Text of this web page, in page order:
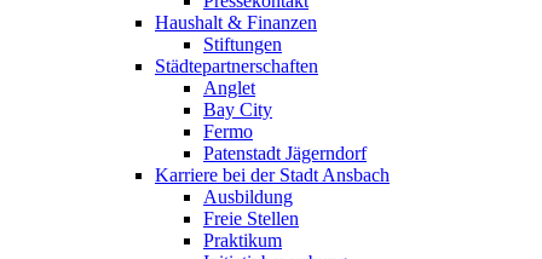
Haushalt & Finanzen
Stiftungen
Städtepartnerschaften
Anglet
Bay City
Fermo
Patenstadt Jägerndorf
Karriere bei der Stadt Ansbach
Ausbildung
Freie Stellen
Praktikum